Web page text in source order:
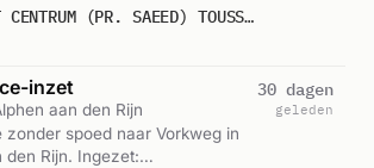
15:26.
A1 HA HET CENTRUM (PR. SAEED) TOUSSAINTSTRAAT ALPHRN : 16153
inzet
aan den Rijn
zonder spoed naar Vorkweg in
den Rijn. Ingezet:
30 dagen
geleden